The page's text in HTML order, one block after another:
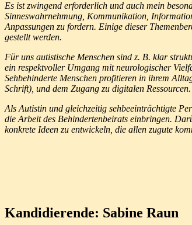
Es ist zwingend erforderlich und auch mein
Sinneswahrnehmung, Kommunikation,
Anpassungen zu fordern. Einige dieser
gestellt werden.
Für uns autistische Menschen sind z. B. klar
ein respektvoller Umgang mit neurologischer
Sehbehinderte Menschen profitieren in ihrem
Schrift), und dem Zugang zu digitalen Ressourcen.
Als Autistin und gleichzeitig sehbeeinträchtigte
die Arbeit des Behindertenbeirats einbringen.
konkrete Ideen zu entwickeln, die allen zugute
Kandidierende: Sabine Raun